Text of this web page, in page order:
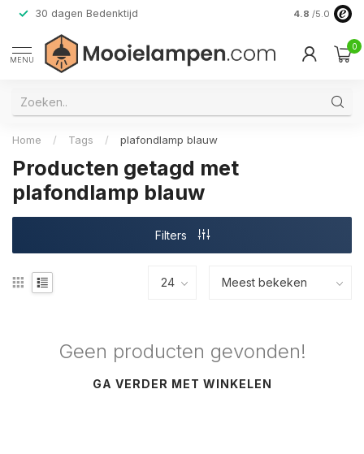
30 dagen Bedenktijd Verzending
4.8 /5.0
MENU
0
Home / Tags / plafondlamp blauw
Producten getagd met
plafondlamp blauw
Filters
Geen producten gevonden!
GA VERDER MET WINKELEN